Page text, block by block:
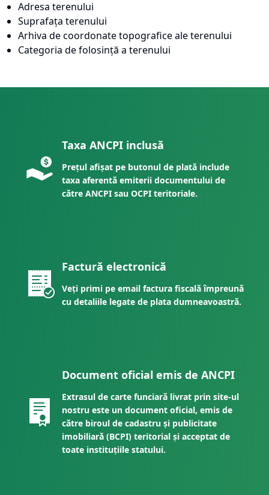
Adresa terenului
Suprafața terenului
Arhiva de coordonate topografice ale terenului
Categoria de folosință a terenului
Taxa ANCPI inclusă
Prețul afișat pe butonul de plată include
taxa aferentă emiterii documentului de
către ANCPI sau OCPI teritoriale.
Factură electronică
Veți primi pe email factura fiscală împreună
cu detaliile legate de plata dumneavoastră.
Document oficial emis de ANCPI
Extrasul de carte funciară livrat prin site-ul
nostru este un document oficial, emis de
către biroul de cadastru și publicitate
imobiliară (BCPI) teritorial și acceptat de
toate instituțiile statului.